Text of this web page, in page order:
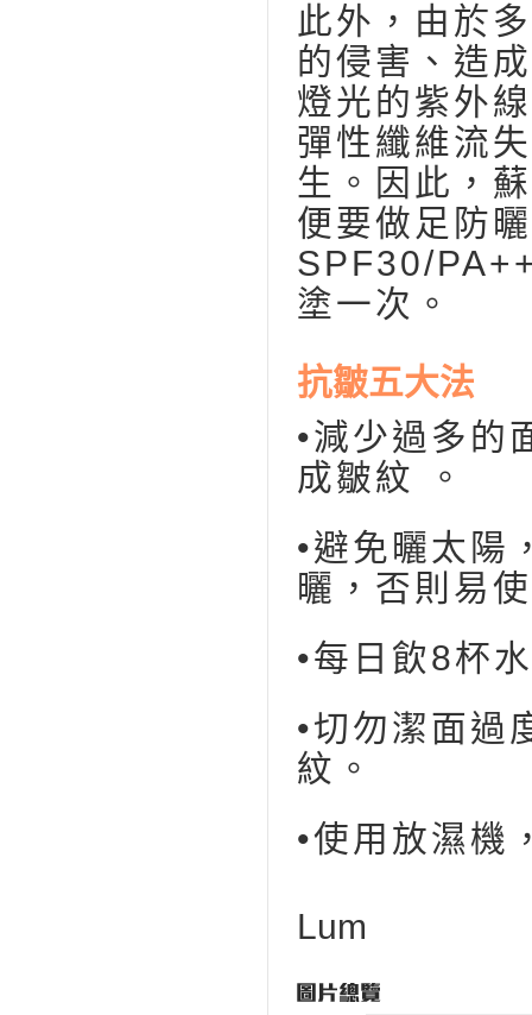
此外，由於
的侵害、造
燈光的紫外
彈性纖維流
生。因此，
便要做足防
SPF30/
塗一次。
抗皺五大法
•減少過多的
成皺紋 。
•避免曬太陽
曬，否則易
•每日飲8杯
•切勿潔面過
紋。
•使用放濕機
Lum